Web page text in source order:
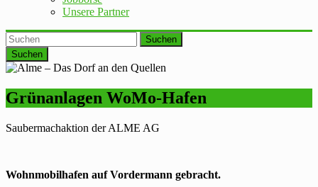
Unsere Partner
Suchen
Grünanlagen WoMo-Hafen
Saubermachaktion der ALME AG
Wohnmobilhafen auf Vordermann gebracht.